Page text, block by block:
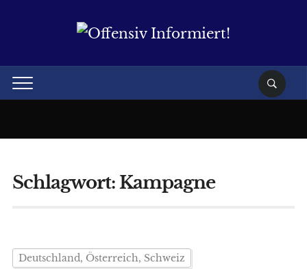
Schlagwort: Kampagne
Deutschland, Österreich, Schweiz